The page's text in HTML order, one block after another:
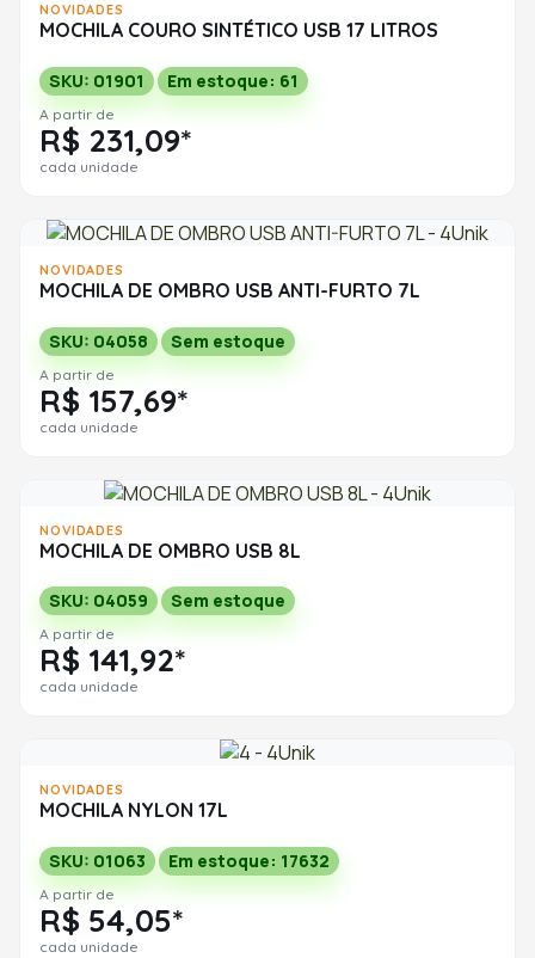
NOVIDADES
MOCHILA COURO SINTÉTICO USB 17 LITROS
SKU: 01901 Em estoque: 61
A partir de
R$ 231,09*
cada unidade
NOVIDADES
MOCHILA DE OMBRO USB ANTI-FURTO 7L
SKU: 04058 Sem estoque
A partir de
R$ 157,69*
cada unidade
NOVIDADES
MOCHILA DE OMBRO USB 8L
SKU: 04059 Sem estoque
A partir de
R$ 141,92*
cada unidade
NOVIDADES
MOCHILA NYLON 17L
SKU: 01063 Em estoque: 17632
A partir de
R$ 54,05*
cada unidade